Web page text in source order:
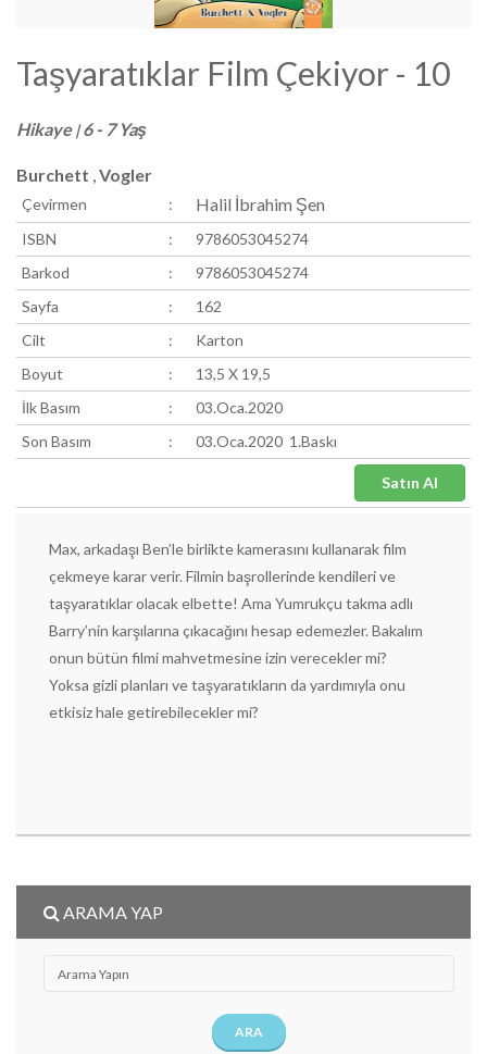
Taşyaratıklar Film Çekiyor - 10
Hikaye|6 - 7 Yaş
Burchett ,Vogler
Çevirmen : Halil İbrahim Şen
ISBN :
9786053045274
Barkod
:
9786053045274
Sayfa
:
162
Cilt
:
Karton
Boyut
:
13,5 X 19,5
İlk Basım
:
03.Oca.2020
Son Basım
: 03.Oca.2020 1.Baskı
Max, arkadaşı Ben’le birlikte kamerasını kullanarak film
çekmeye karar verir. Filmin başrollerinde kendileri ve
taşyaratıklar olacak elbette! Ama Yumrukçu takma adlı
Barry’nin karşılarına çıkacağını hesap edemezler. Bakalım
onun bütün filmi mahvetmesine izin verecekler mi?
Yoksa gizli planları ve taşyaratıkların da yardımıyla onu
etkisiz hale getirebilecekler mi?
ARAMA YAP
ARA